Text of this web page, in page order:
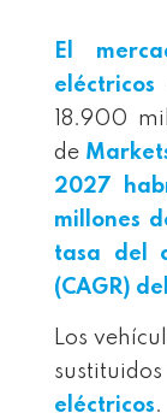
El
eléctricos
18.900
de
2027
millones
tasa del
(CAGR)
Los
eléctricos